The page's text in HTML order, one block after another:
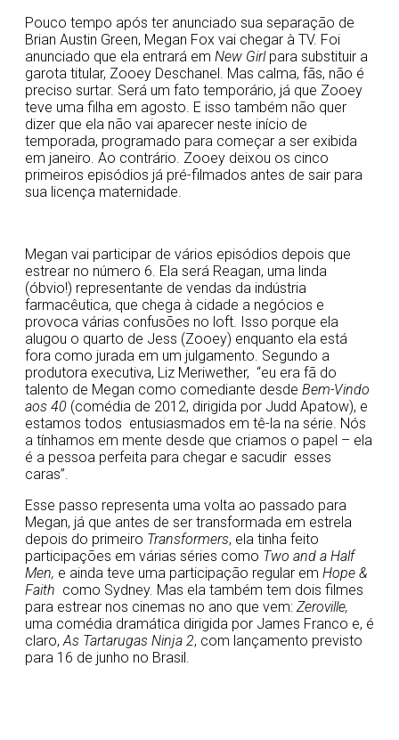
Pouco tempo após ter anunciado sua separação de
Brian Austin Green, Megan Fox vai chegar à TV. Foi
anunciado que ela entrará em New Girlpara substituir a
garota titular, Zooey Deschanel. Mas calma, fãs, não é
preciso surtar. Será um fato temporário, já que Zooey
teve uma filha em agosto. E isso também não quer
dizer que ela não vai aparecer neste início de
temporada, programado para começar a ser exibida
em janeiro. Ao contrário. Zooey deixou os cinco
primeiros episódios já pré-filmados antes de sair para
sua licença maternidade.
Megan vai participar de vários episódios depois que
estrear no número 6. Ela será Reagan, uma linda
(óbvio!) representante de vendas da indústria
farmacêutica, que chega à cidade a negócios e
provoca várias confusões no loft. Isso porque ela
alugou o quarto de Jess (Zooey) enquanto ela está
fora como jurada em um julgamento. Segundo a
produtora executiva, Liz Meriwether, “eu era fã do
talento de Megan como comediante desde Bem-Vindo
aos 40 (comédia de 2012, dirigida por Judd Apatow), e
estamos todos entusiasmados em tê-la na série. Nós
a tínhamos em mente desde que criamos o papel – ela
é a pessoa perfeita para chegar e sacudir esses
caras”.
Esse passo representa uma volta ao passado para
Megan, já que antes de ser transformada em estrela
depois do primeiro Transformers, ela tinha feito
participações em várias séries como Two and a Half
Men, e ainda teve uma participação regular em Hope &
Faith como Sydney. Mas ela também tem dois filmes
para estrear nos cinemas no ano que vem: Zeroville,
uma comédia dramática dirigida por James Franco e, é
claro,As Tartarugas Ninja 2, com lançamento previsto
para 16 de junho no Brasil.